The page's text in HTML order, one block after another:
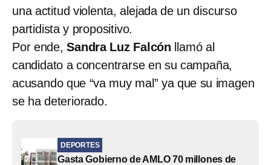
una actitud violenta, alejada de un discurso
partidista y propositivo.
Por ende,Sandra Luz Falcón
llamó al
candidato a concentrarse en su campaña,
acusando que “va muy mal” ya que su imagen
se ha deteriorado.
DEPORTES
Gasta Gobierno de AMLO 70 millones de